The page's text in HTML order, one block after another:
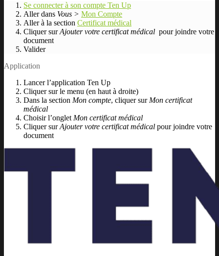
Se connecter à son compte Ten Up
Aller dans Vous > Mon Compte
Aller à la section Certificat médical
Cliquer surAjouter votre certificat médical pour joindre votre
document
Valider
Application
Lancer l’application Ten Up
Cliquer sur le menu (en haut à droite)
Dans la section Mon compte, cliquer sur Mon certificat
médical
Choisir l’onglet Mon certificat médical
Cliquer surAjouter votre certificat médical pour joindre votre
document